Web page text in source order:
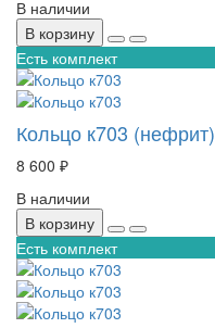
В наличии
В корзину
Есть комплект
Кольцо к703 (нефрит)
8 600 ₽
В наличии
В корзину
Есть комплект